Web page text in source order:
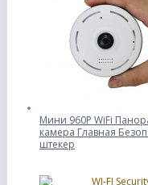
Мини 960P WiFi
камера Главная
штекер